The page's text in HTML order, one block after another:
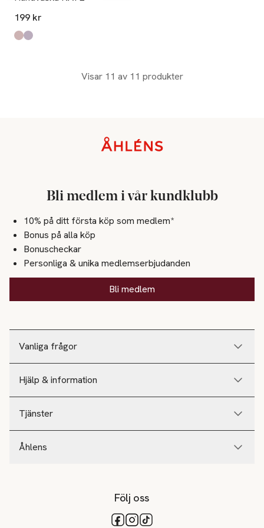
199 kr
Produkten finns i färgerna:
PINK METALLIC
Lilac,
Visar 11 av 11 produkter
Vanliga frågor
Hjälp & information
Tjänster
Åhlens
Bli medlem i vår kundklubb
10% på ditt första köp som medlem*
Bonus på alla köp
Bonuscheckar
Personliga & unika medlemserbjudanden
Bli medlem
Följ oss